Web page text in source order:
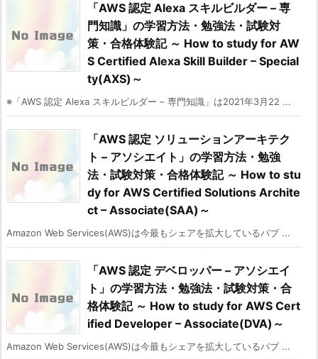
「AWS 認定 Alexa スキルビルダー – 専
門知識」の学習方法・勉強法・試験対
策・合格体験記 ～ How to study for AW
S Certified Alexa Skill Builder – Special
ty(AXS)～
※「AWS 認定 Alexa スキルビルダー – 専門知識」は2021年3月22 ...
「AWS 認定 ソリューションアーキテク
ト – アソシエイト」の学習方法・勉強
法・試験対策・合格体験記 ～ How to stu
dy for AWS Certified Solutions Archite
ct – Associate(SAA)～
Amazon Web Services(AWS)は今最もシェアを拡大しているパブ ...
「AWS 認定 デベロッパー – アソシエイ
ト」の学習方法・勉強法・試験対策・合
格体験記 ～ How to study for AWS Cert
ified Developer – Associate(DVA)～
Amazon Web Services(AWS)は今最もシェアを拡大しているパブ ...